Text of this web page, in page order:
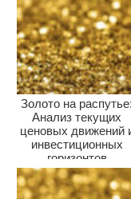
Золото на распутье:
Анализ текущих
ценовых движений
инвестиционных
горизонтов